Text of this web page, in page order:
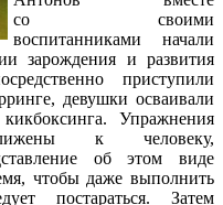
со своими
воспитанниками начали
зарождения и развития
приступили
девушки осваивали
Упражнения
к человеку,
об этом виде
чтобы даже выполнить
постараться. Затем